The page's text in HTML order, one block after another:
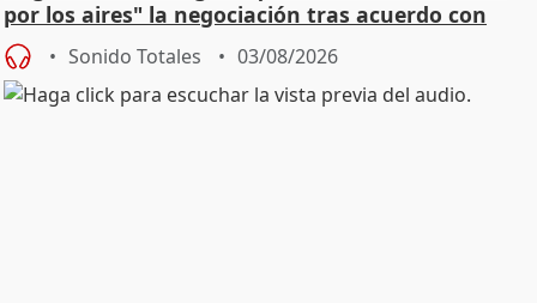
por los aires" la negociación tras acuerdo con
SMA
Sonido Totales 03/08/2026